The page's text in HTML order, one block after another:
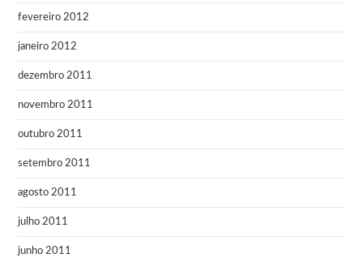
fevereiro 2012
janeiro 2012
dezembro 2011
novembro 2011
outubro 2011
setembro 2011
agosto 2011
julho 2011
junho 2011